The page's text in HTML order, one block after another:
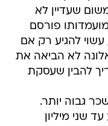
שעדיין לא
פורסם
להגיע רק אם
לא הביאה את
להבין שעסקת
גבוה יותר.
שני מיליון